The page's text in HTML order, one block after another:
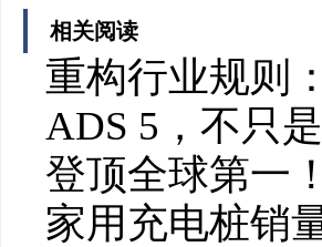
相关阅读
重构行业规则
ADS 5，不只
登顶全球第一
家用充电桩销